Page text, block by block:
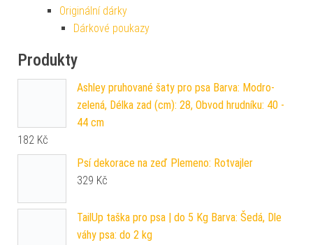
Originální dárky
Dárkové poukazy
Produkty
Ashley pruhované šaty pro psa Barva: Modro-
zelená, Délka zad (cm): 28, Obvod hrudníku: 40 -
44 cm
182 Kč
Psí dekorace na zeď Plemeno: Rotvajler
329 Kč
TailUp taška pro psa | do 5 Kg Barva: Šedá, Dle
váhy psa: do 2 kg